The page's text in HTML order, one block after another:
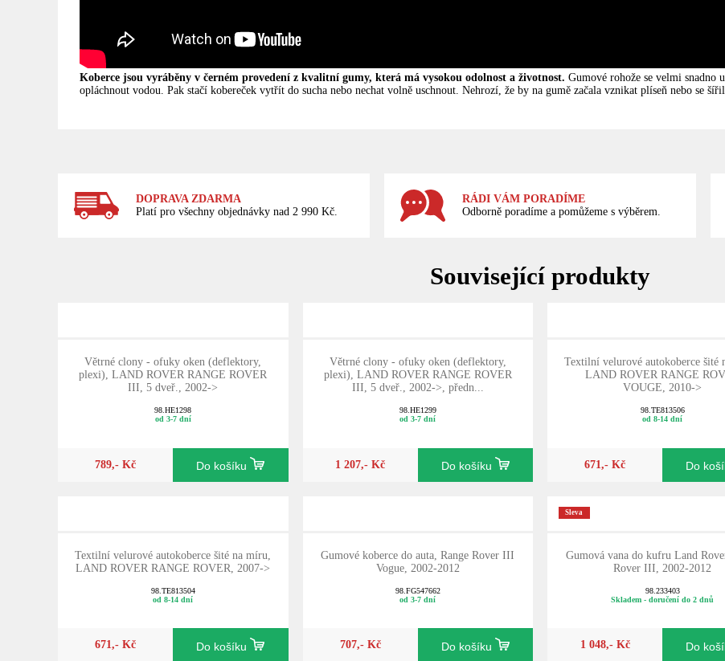
Koberce jsou vyráběny v černém provedení z kvalitní gumy, která má vysokou odolnost a životnost. Gumové rohože se velmi snadno
opláchnout vodou. Pak stačí kobereček vytřít do sucha nebo nechat volně uschnout. Nehrozí, že by na gumě začala vznikat plíseň nebo se
DOPRAVA ZDARMA
Platí pro všechny objednávky nad 2 990 Kč.
RÁDI VÁM PORADÍME
Odborně poradíme a pomůžeme s výběrem.
Související produkty
Větrné clony - ofuky oken (deflektory,
plexi), LAND ROVER RANGE ROVER
III, 5 dveř., 2002->
98.HE1298
od 3-7 dní
789,- Kč Do košíku
Větrné clony - ofuky oken (deflektory,
plexi), LAND ROVER RANGE ROVER
III, 5 dveř., 2002->, předn...
98.HE1299
od 3-7 dní
1 207,- Kč Do košíku
Textilní velurové autokoberce šité
LAND ROVER RANGE
VOUGE, 2010->
98.TE813506
od 8-14 dní
671,- Kč Do
Textilní velurové autokoberce šité na míru,
LAND ROVER RANGE ROVER, 2007->
98.TE813504
od 8-14 dní
671,- Kč Do košíku
Gumové koberce do auta, Range Rover III
Vogue, 2002-2012
98.FG547662
od 3-7 dní
707,- Kč Do košíku
Sleva
Gumová vana do kufru Land
Rover III, 2002-2012
98.233403
Skladem - doručení do 2 dnů
1 048,- Kč Do